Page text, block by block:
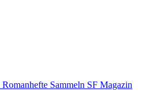
Romanhefte Sammeln SF Magazin